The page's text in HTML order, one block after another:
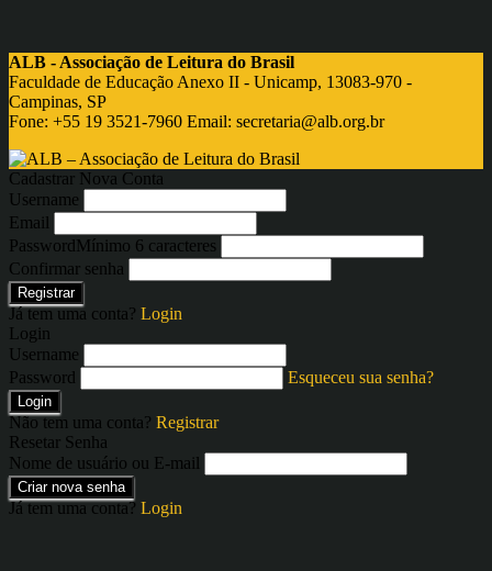
ALB - Associação de Leitura do Brasil
Faculdade de Educação Anexo II - Unicamp, 13083-970 -
Campinas, SP
Fone: +55 19 3521-7960 Email: secretaria@alb.org.br
Cadastrar Nova Conta
Username
Email
PasswordMínimo 6 caracteres
Confirmar senha
Registrar
Já tem uma conta? Login
Login
Username
Password
Esqueceu sua senha?
Login
Não tem uma conta? Registrar
Resetar Senha
Nome de usuário ou E-mail
Criar nova senha
Já tem uma conta? Login